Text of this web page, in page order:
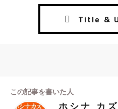
この記事を書いた人
ホシナ カ